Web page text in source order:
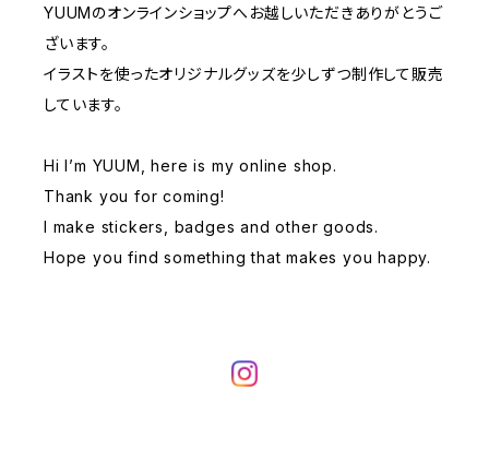
似顔絵 / Portraits
YUUMのオンラインショップへお越しいただきありがとうご
ざいます。
イラストを使ったオリジナルグッズを少しずつ制作して販売
しています。
Hi I’m YUUM, here is my online shop.
Thank you for coming!
I make stickers, badges and other goods.
Hope you find something that makes you happy.